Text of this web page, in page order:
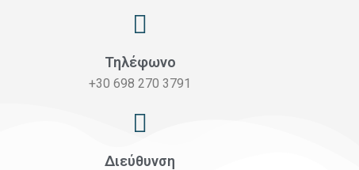
Τηλέφωνο
+30 698 270 3791
Διεύθυνση